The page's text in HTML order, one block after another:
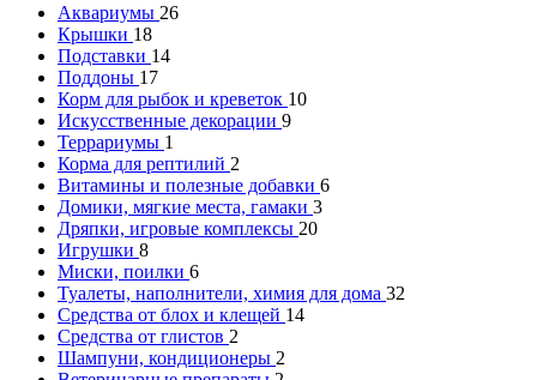
Аквариумы 26
Крышки 18
Подставки 14
Поддоны 17
Корм для рыбок и креветок 10
Искусственные декорации 9
Террариумы 1
Корма для рептилий 2
Витамины и полезные добавки 6
Домики, мягкие места, гамаки 3
Дряпки, игровые комплексы 20
Игрушки 8
Миски, поилки 6
Туалеты, наполнители, химия для дома 32
Средства от блох и клещей 14
Средства от глистов 2
Шампуни, кондиционеры 2